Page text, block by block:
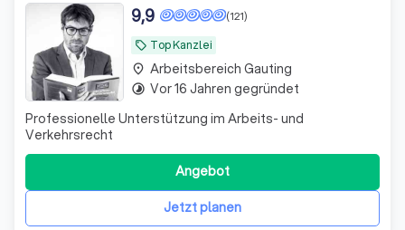
local_offer Top Kanzlei
(121)
9,9
Professionelle Unterstützung im Arbeits- und
Verkehrsrecht
Jetzt planen
Angebot
place Arbeitsbereich Gauting
timelapse Vor 16 Jahren gegründet